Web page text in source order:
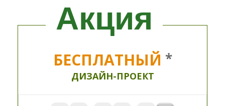
Акция
БЕСПЛАТНЫЙ *
ДИЗАЙН-ПРОЕКТ